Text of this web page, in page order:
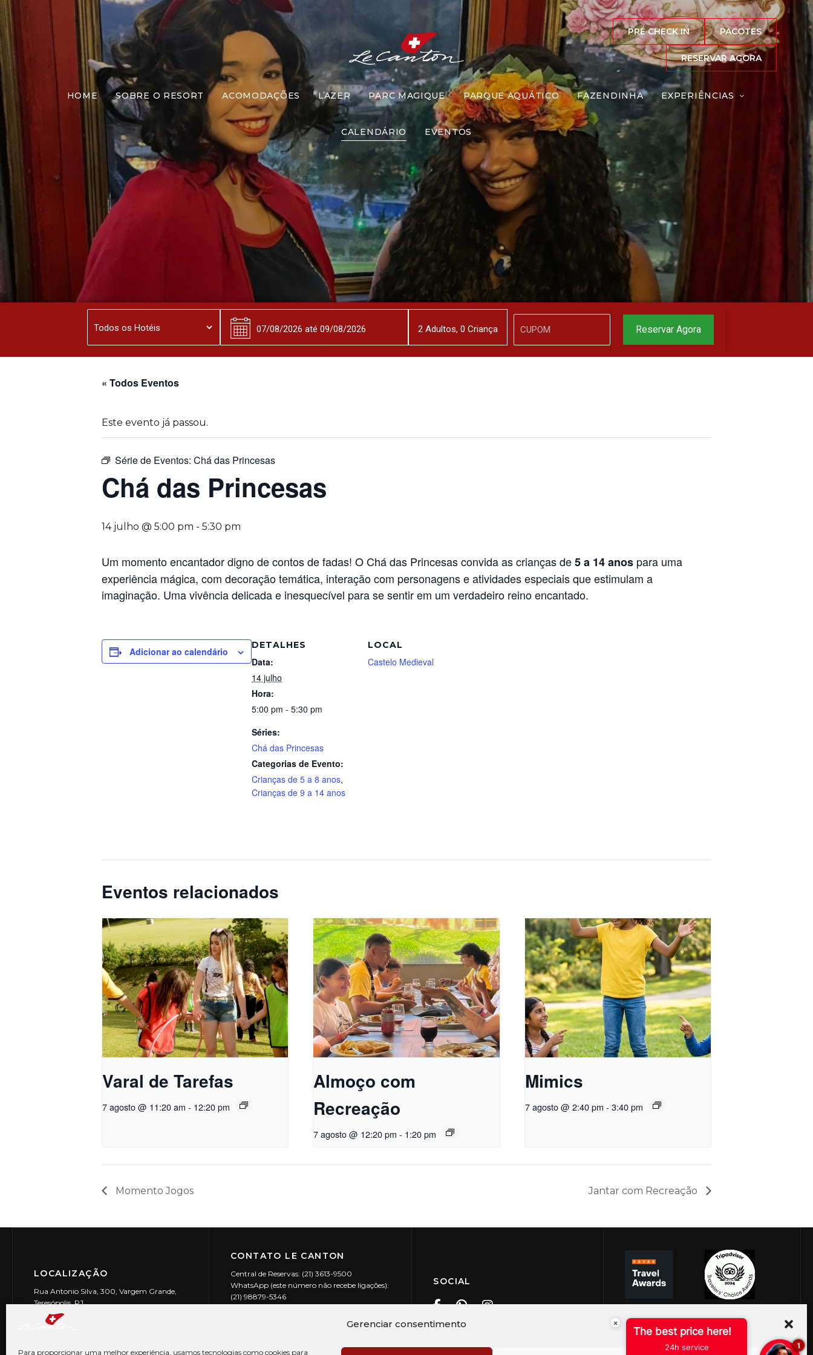
Gerenciar consentimento
Para proporcionar uma melhor experiência, usamos tecnologias como cookies para
PRÉ CHECK IN PACOTES
RESERVAR AGORA
HOME SOBRE O RESORT ACOMODAÇÕES LAZER PARC MAGIQUE PARQUE AQUÁTICO FAZENDINHA EXPERIÊNCIAS
CALENDÁRIO EVENTOS
Chá das Princesas
« Todos Eventos
Este evento já passou.
Série de Eventos: Chá das Princesas
Chá das Princesas
14 julho @ 5:00 pm - 5:30 pm
Um momento encantador digno de contos de fadas! O Chá das Princesas convida as crianças de5 a 14 anos para uma
experiência mágica, com decoração temática, interação com personagens e atividades especiais que estimulam a
imaginação. Uma vivência delicada e inesquecível para se sentir em um verdadeiro reino encantado.
Adicionar ao calendário
DETALHES
Data:
14 julho
Hora:
5:00 pm - 5:30 pm
Séries:
Chá das Princesas
Categorias de Evento:
Crianças de 5 a 8 anos,
Crianças de 9 a 14 anos
LOCAL
Castelo Medieval
Eventos relacionados
Varal de Tarefas
7 agosto @ 11:20 am - 12:20 pm
Almoço com
Recreação
7 agosto @ 12:20 pm - 1:20 pm
Mimics
7 agosto @ 2:40 pm - 3:40 pm
Momento Jogos Jantar com Recreação
LOCALIZAÇÃO
Rua Antonio Silva, 300, Vargem Grande,
Teresópolis, RJ
CEP: 25990-150
CONTATO LE CANTON
Central de Reservas: (21) 3613-9500
WhatsApp (este número não recebe ligações):
(21) 98879-5346
SOCIAL
2Adultos, 0 Criança
Reserve agora, com
o melhor preço
garantido
▼
Reservar Agora
×
The best price here!
24h service 1